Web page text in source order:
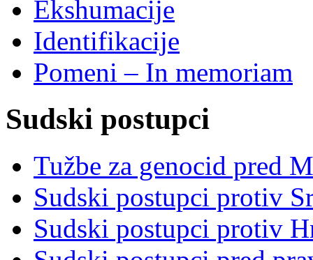
Ekshumacije
Identifikacije
Pomeni – In memoriam
Sudski postupci
Tužbe za genocid pred
Sudski postupci protiv
Sudski postupci protiv